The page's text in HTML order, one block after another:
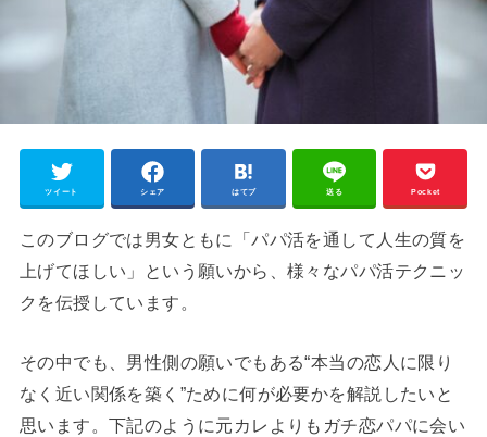
ツイート シェア はてブ 送る Pocket
このブログでは男女ともに「パパ活を通して人生の質を
上げてほしい」という願いから、様々なパパ活テクニッ
クを伝授しています。
その中でも、男性側の願いでもある“本当の恋人に限り
なく近い関係を築く”ために何が必要かを解説したいと
思います。下記のように元カレよりもガチ恋パパに会い